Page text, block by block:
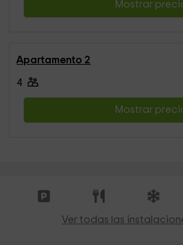
Mostrar
Apartamento 2
4
Mostrar
Ver todas las